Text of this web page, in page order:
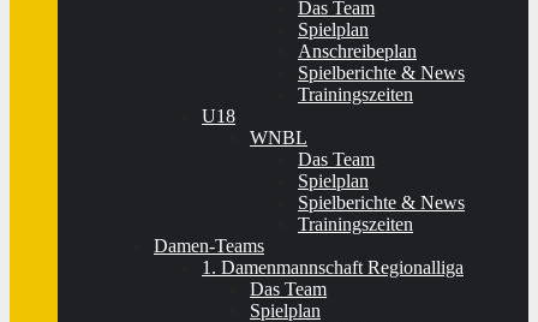
Das Team
Spielplan
Anschreibeplan
Spielberichte & News
Trainingszeiten
U18
WNBL
Das Team
Spielplan
Spielberichte & News
Trainingszeiten
Damen-Teams
1. Damenmannschaft Regionalliga
Das Team
Spielplan